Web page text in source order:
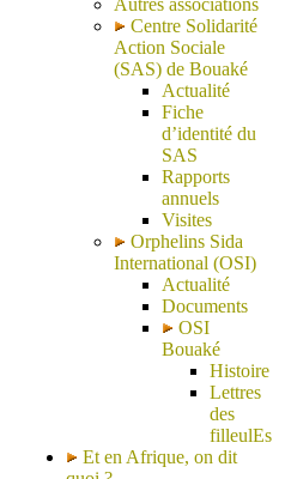
Autres associations
Centre Solidarité
Action Sociale
(SAS) de Bouaké
Actualité
Fiche
d’identité du
SAS
Rapports
annuels
Visites
Orphelins Sida
International (OSI)
Actualité
Documents
OSI
Bouaké
Histoire
Lettres
des
filleulEs
Et en Afrique, on dit